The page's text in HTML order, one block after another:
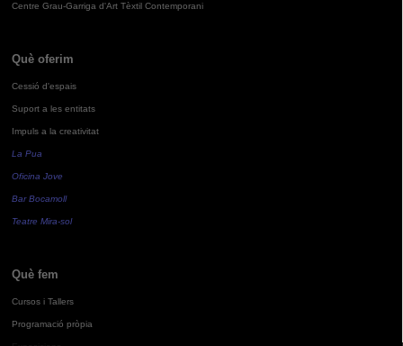
Centre Grau-Garriga d'Art Tèxtil Contemporani
Què oferim
Cessió d'espais
Suport a les entitats
Impuls a la creativitat
La Pua
Oficina Jove
Bar Bocamoll
Teatre Mira-sol
Què fem
Cursos i Tallers
Programació pròpia